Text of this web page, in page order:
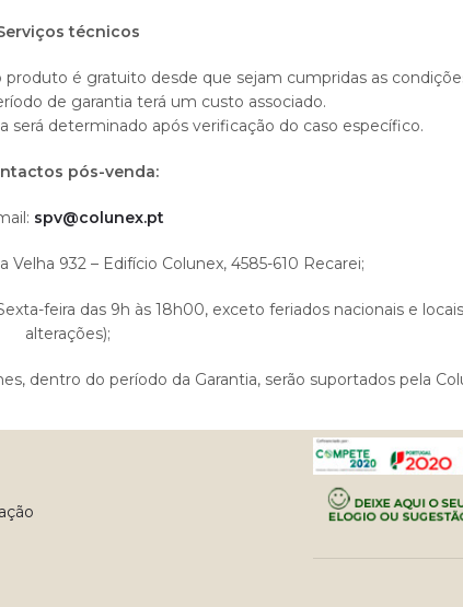
técnicos
é gratuito desde que sejam cumpridas as
de garantia terá um custo associado.
será determinado após verificação do caso específico.
pós-venda:
spv@colunex.pt
Velha 932 – Edifício Colunex, 4585-610 Recarei;
feira das 9h às 18h00, exceto feriados nacionais e
alterações);
dentro do período da Garantia, serão suportados pela